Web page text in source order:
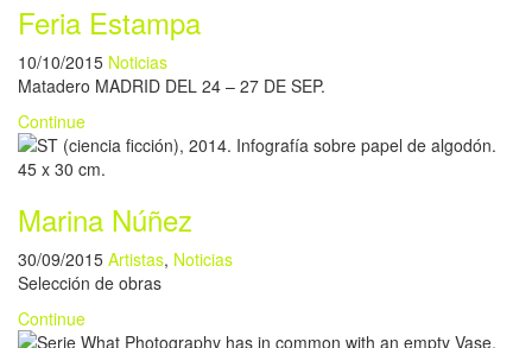
Feria Estampa
10/10/2015 Noticias
Matadero MADRID DEL 24 – 27 DE SEP.
Continue
Marina Núñez
30/09/2015 Artistas, Noticias
Selección de obras
Continue